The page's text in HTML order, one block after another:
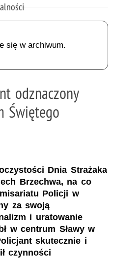
się w archiwum.
odznaczony
Świętego
Dnia Strażaka
Brzechwa, na co
Policji w
za swoją
i uratowanie
w centrum Sławy w
skutecznie i
czynności